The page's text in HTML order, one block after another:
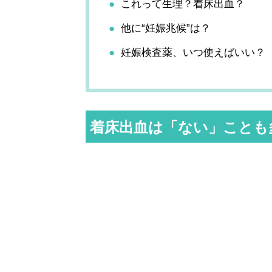
これって生理？着床出血？
他に“妊娠兆候”は？
妊娠検査薬、いつ使えばいい？
着床出血は「ない」ことも